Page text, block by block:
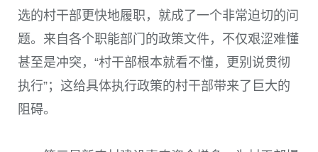
选的村干部更快地履职，就成了一个非常迫切的问
题。来自各个职能部门的政策文件，不仅艰涩难懂
甚至是冲突，“村干部根本就看不懂，更别说贯彻
执行”；这给具体执行政策的村干部带来了巨大的
阻碍。